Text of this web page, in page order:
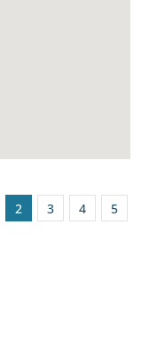
2 3 4 5